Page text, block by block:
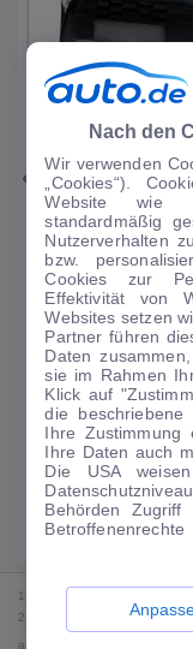
|15
Hyundai
1.0 T-GDI Trend
19.196 km· 08/2023·
159
0 € Anzahlung ·60
Angebot
Kraftstoffverbrauch
· CO₂-Klasse F · WLTP*
1
2 Bei dem Streichpreis
an auto.de übermittelten
Nach den
Wir verwenden
„Cookies“).
Website wie
standardmäßig
Nutzerverhalten
bzw.
Cookies zur
Effektivität von
Websites setzen
Partner führen
Daten
sie im Rahmen
Klick auf
die
Ihre Zustimmung
Ihre Daten auch
Die USA
Behörden
anpassen.
Cookie-Richtlinie
Sie in unserer